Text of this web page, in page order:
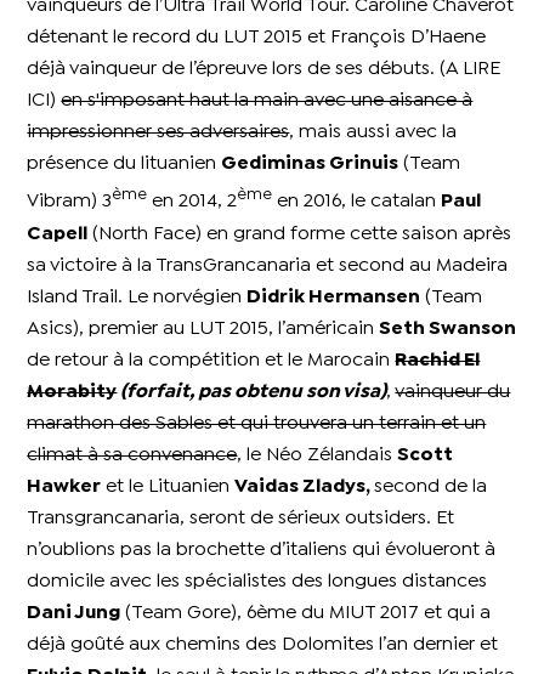
vainqueurs de l’Ultra Trail World Tour. Caroline Chaverot
détenant le record du LUT 2015 et François D’Haene
déjà vainqueur de l’épreuve lors de ses débuts.(A LIRE
ICI)en s'imposant haut la main avec une aisance à
impressionner ses adversaires, mais aussi avec la
présence du lituanien Gediminas Grinuis (Team
Vibram) 3ème en 2014, 2ème en 2016, le catalan
Paul
Capell
(North Face) en grand forme cette saison après
sa victoire à la TransGrancanaria et second au Madeira
Island Trail. Le norvégien
Didrik Hermansen (Team
Asics), premier au LUT 2015, l’américainSeth Swanson
de retour à la compétition et le MarocainRachid El
Morabity (forfait, pas obtenu son visa),vainqueur du
marathon des Sables et qui trouvera un terrain et un
climat à sa convenance, le Néo ZélandaisScott
Hawker et le LituanienVaidas Zladys, second de la
Transgrancanaria, seront de sérieux outsiders. Et
n’oublions pas la brochette d’italiens qui évolueront à
domicile avec les spécialistes des longues distances
Dani Jung (Team Gore), 6ème du MIUT 2017 et qui a
déjà goûté aux chemins des Dolomites l’an dernier et